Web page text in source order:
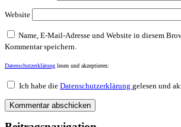
Website
Name, E-Mail-Adresse und Website in diesem
Kommentar speichern.
Datenschutzerklärung lesen und akzeptieren:
Ich habe die Datenschutzerklärung gelesen und